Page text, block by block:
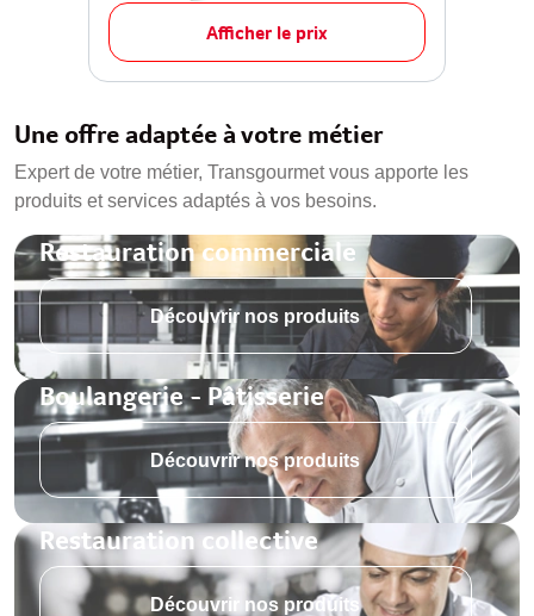
Afficher le prix
Une offre adaptée à votre métier
Expert de votre métier, Transgourmet vous apporte les
produits et services adaptés à vos besoins.
Restauration commerciale
Découvrir nos produits
Boulangerie - Pâtisserie
Découvrir nos produits
Restauration collective
Découvrir nos produits